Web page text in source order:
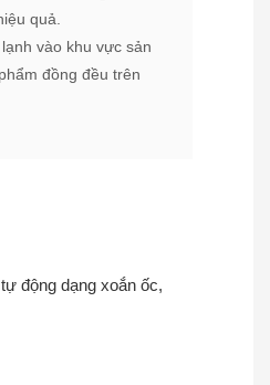
quả.
vào khu vực sản
đồng đều trên